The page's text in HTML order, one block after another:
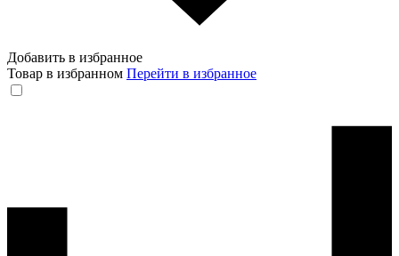
Добавить в избранное
Товар в избранном Перейти в избранное